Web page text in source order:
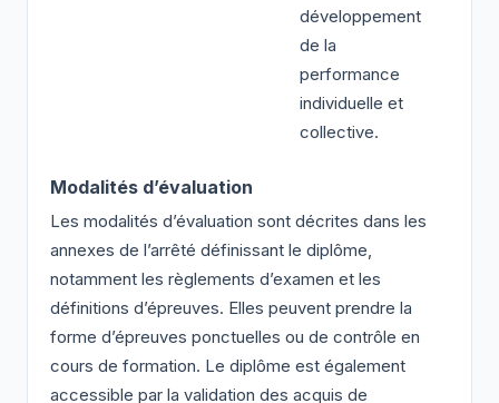
développement
de la
performance
individuelle et
collective.
Modalités d’évaluation
Les modalités d’évaluation sont décrites dans les
annexes de l’arrêté définissant le diplôme,
notamment les règlements d’examen et les
définitions d’épreuves. Elles peuvent prendre la
forme d’épreuves ponctuelles ou de contrôle en
cours de formation. Le diplôme est également
accessible par la validation des acquis de